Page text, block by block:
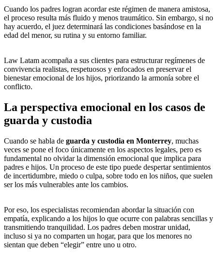
Cuando los padres logran acordar este régimen de manera amistosa,
el proceso resulta más fluido y menos traumático. Sin embargo, si no
hay acuerdo, el juez determinará las condiciones basándose en la
edad del menor, su rutina y su entorno familiar.
Law Latam acompaña a sus clientes para estructurar regímenes de
convivencia realistas, respetuosos y enfocados en preservar el
bienestar emocional de los hijos, priorizando la armonía sobre el
conflicto.
La perspectiva emocional en los casos de
guarda y custodia
Cuando se habla de guarda y custodia en Monterrey, muchas
veces se pone el foco únicamente en los aspectos legales, pero es
fundamental no olvidar la dimensión emocional que implica para
padres e hijos. Un proceso de este tipo puede despertar sentimientos
de incertidumbre, miedo o culpa, sobre todo en los niños, que suelen
ser los más vulnerables ante los cambios.
Por eso, los especialistas recomiendan abordar la situación con
empatía, explicando a los hijos lo que ocurre con palabras sencillas y
transmitiendo tranquilidad. Los padres deben mostrar unidad,
incluso si ya no comparten un hogar, para que los menores no
sientan que deben “elegir” entre uno u otro.